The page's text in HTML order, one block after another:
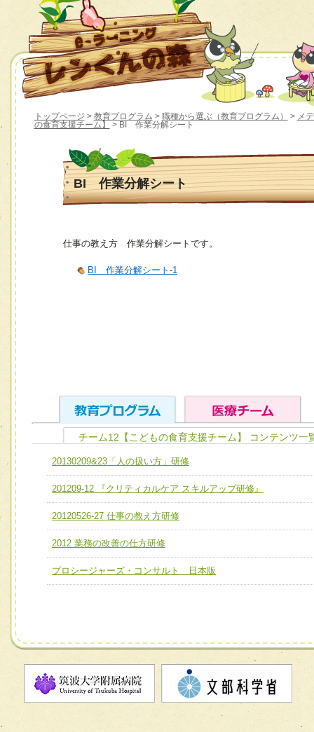
トップページ > 教育プログラム > 職種から選ぶ（教育プログラム） > メ
の食育支援チーム】
> BI 作業分解シート
BI 作業分解シート
仕事の教え方 作業分解シートです。
BI 作業分解シート-1
ユニット１ 医療人としての基礎能力
全人的医療を実践する医療人として、必要な基礎能力を身
ける
ユニット２ チーム医療構成力
必要に応じて柔軟に医療チームを組織し、強調できる
ユニット３ 多職種連携力
他職種の視点とスキルを学び、相互理解と連携を深める
チーム01【病院内横断的問題解決チーム】
チーム02【地域医療連携推進による高度医療を必要とする
宅患者等支援チーム】
チーム03【癌患者服薬サポートチーム】
チーム04【口腔ケアチーム】
チーム07【病院職員に対する院内感染対策教育チーム】
チーム08【地域関係機関と連携した小児リハビリテーショ
チーム】
チーム09【術前から始める周術期リハビリテーションチー
チーム12【こどもの食育支援チーム】 コンテンツ一
20130209&23「人の扱い方」研修
201209-12 『クリティカルケア スキルアップ研修』
20120526-27 仕事の教え方研修
2012 業務の改善の仕方研修
プロシージャーズ・コンサルト 日本版